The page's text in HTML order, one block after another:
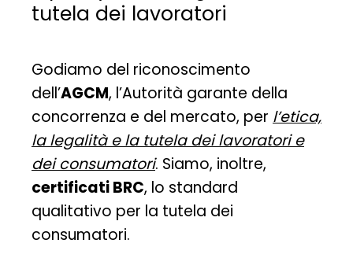
tutela dei lavoratori
Godiamo del riconoscimento
dell’AGCM, l’Autorità garante della
concorrenza e del mercato, per l’etica,
la legalità e la tutela dei lavoratori e
dei consumatori. Siamo, inoltre,
certificati BRC, lo standard
qualitativo per la tutela dei
consumatori.